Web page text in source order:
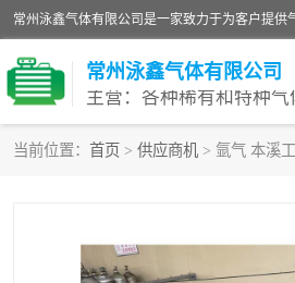
常州泳鑫气体有限公司
主营：各种稀有和特种气
当前位置： 首页 > 供应商机 > 氩气 本溪
环氧乙烷灭菌剂 高